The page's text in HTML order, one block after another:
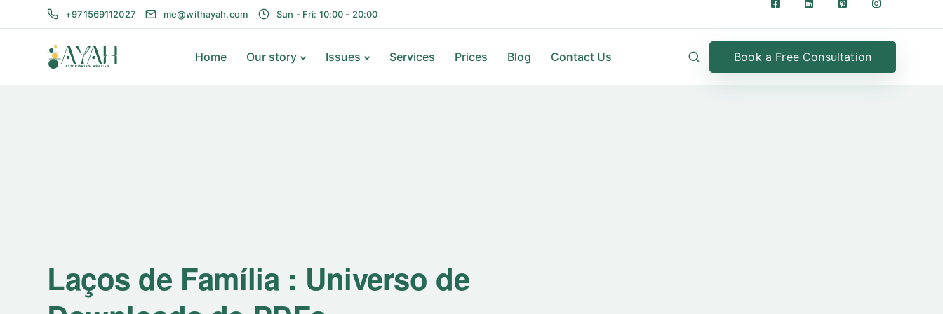
+971569112027 me@withayah.com Sun - Fri: 10:00 - 20:00
Home Our story Issues Services Prices Blog Contact Us Book a Free Consultation
Laços de Família : Universo de